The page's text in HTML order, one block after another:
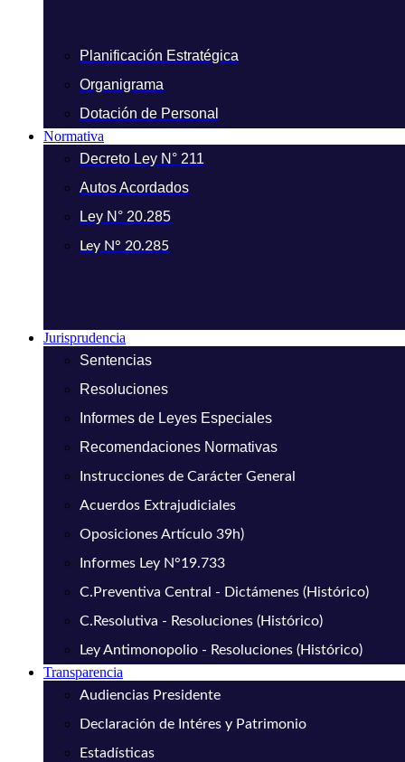
Planificación Estratégica
Organigrama
Dotación de Personal
Normativa
Decreto Ley N° 211
Autos Acordados
Ley N° 20.285
Ley N° 20.285
Jurisprudencia
Sentencias
Resoluciones
Informes de Leyes Especiales
Recomendaciones Normativas
Instrucciones de Carácter General
Acuerdos Extrajudiciales
Oposiciones Artículo 39h)
Informes Ley N°19.733
C.Preventiva Central - Dictámenes (Histórico)
C.Resolutiva - Resoluciones (Histórico)
Ley Antimonopolio - Resoluciones (Histórico)
Transparencia
Audiencias Presidente
Declaración de Intéres y Patrimonio
Estadísticas